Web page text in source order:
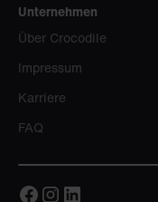
Unternehmen
Über Crocodile
Impressum
Karriere
FAQ